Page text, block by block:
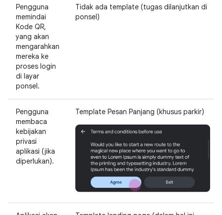
Pengguna
memindai
Kode QR,
yang akan
mengarahkan
mereka ke
proses login
di layar
ponsel.
Tidak ada template (tugas dilanjutkan di
ponsel)
Pengguna
membaca
kebijakan
privasi
aplikasi (jika
diperlukan).
Template Pesan Panjang (khusus parkir)